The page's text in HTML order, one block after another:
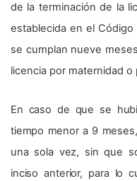
de la terminación de la
establecida en el
se cumplan nueve
licencia por maternidad o
En caso de que se
tiempo menor a 9
una sola vez, sin que
inciso anterior, para lo